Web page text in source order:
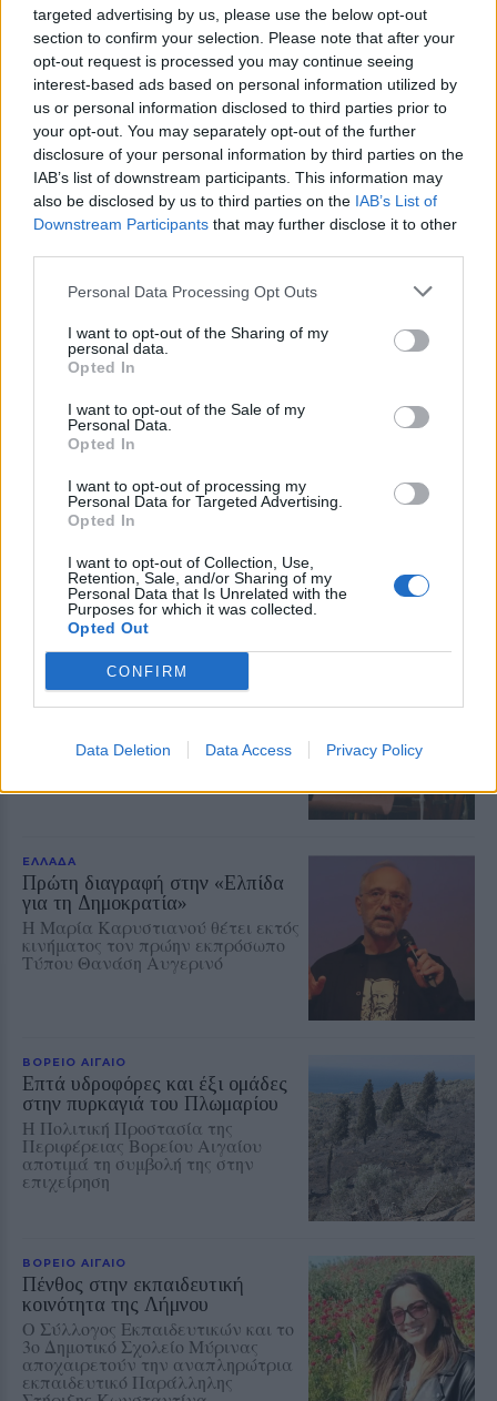
targeted advertising by us, please use the below opt-out
section to confirm your selection. Please note that after your
opt-out request is processed you may continue seeing
interest-based ads based on personal information utilized by
us or personal information disclosed to third parties prior to
your opt-out. You may separately opt-out of the further
disclosure of your personal information by third parties on the
IAB’s list of downstream participants. This information may
also be disclosed by us to third parties on the IAB’s List of
Downstream Participants that may further disclose it to other
Personal Data Processing Opt Outs
I want to opt-out of the Sharing of my
personal data.
Opted In
I want to opt-out of the Sale of my
Personal Data.
Opted In
I want to opt-out of processing my
Personal Data for Targeted Advertising.
Opted In
I want to opt-out of Collection, Use,
Retention, Sale, and/or Sharing of my
Personal Data that Is Unrelated with the
Purposes for which it was collected.
Opted Out
CONFIRM
Data Deletion Data Access Privacy Policy
Σύλληψη στη Λήμνο για δυνατή
μουσική σε κατάστημα
Κατασχέθηκε ενισχυτής ήχου – Η
ένταση ξεπερνούσε το ανώτατο
επιτρεπόμενο όριο αναφέρει η
ανακοίνωση της Αστυνομίας
τις κατασχέσεις τραπεζικών
Η κατάργηση του άρθρου 989
απλοποιεί τις διαδικασίες και
επιταχύνει την είσπραξη οφειλών
υποθέσεις
Στα πρώτα σπίτια της Ψάθας η
φωτιά
Αγωνία για αγνοούμενο
Στη Χίο η ύφανση γίνεται
μουσική στο σχολείο Βολισσού
εργαστήρια για παιδιά και δωρεάν
ξεναγήσεις στο πρόγραμμα της
ΕΛΛΑΔΑ
Πρώτη διαγραφή στην «Ελπίδα
για τη Δημοκρατία»
Η Μαρία Καρυστιανού θέτει εκτός
κινήματος τον πρώην εκπρόσωπο
Τύπου Θανάση Αυγερινό
ΒΟΡΕΙΟ ΑΙΓΑΙΟ
Επτά υδροφόρες και έξι ομάδες
στην πυρκαγιά του Πλωμαρίου
Η Πολιτική Προστασία της
Περιφέρειας Βορείου Αιγαίου
αποτιμά τη συμβολή της στην
επιχείρηση
ΒΟΡΕΙΟ ΑΙΓΑΙΟ
Πένθος στην εκπαιδευτική
κοινότητα της Λήμνου
Ο Σύλλογος Εκπαιδευτικών και το
3ο Δημοτικό Σχολείο Μύρινας
αποχαιρετούν την αναπληρώτρια
εκπαιδευτικό Παράλληλης